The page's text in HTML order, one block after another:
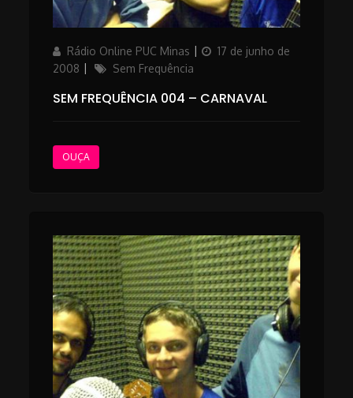
AuthorRádio Online PUC Minas
Posted
17 de junho de
2008
Categories
Sem Frequência
SEM FREQUÊNCIA 004 – CARNAVAL
OUÇA